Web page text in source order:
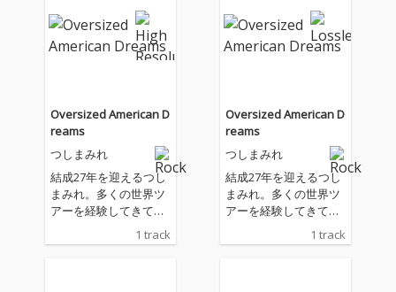
Oversized American D
reams
つしまみれ
結成27年を迎えるつし
まみれ。多くの世界ツ
アーを経験してきてき
ことそれは「OVER SIZ
1 track
Oversized American D
reams
つしまみれ
結成27年を迎えるつし
まみれ。多くの世界ツ
アーを経験してきてき
た彼女たちが訴えたい
ことそれは「OVER SIZ
1 track